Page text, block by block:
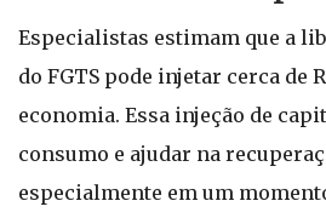
Especialistas estimam que a
do FGTS pode injetar cerca de
economia. Essa injeção de
consumo e ajudar na
especialmente em um